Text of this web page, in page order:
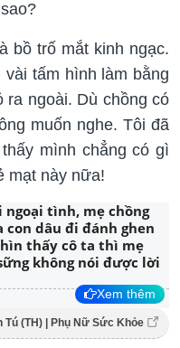
bồ trố mắt kinh ngạc.
tấm hình làm bằng
ra ngoài. Dù chồng có
muốn nghe. Tôi đã
mình chẳng có gì
mạt này nữa!
ngoại tình, mẹ chồng
con dâu đi đánh ghen
thấy cô ta thì mẹ
không nói được lời
Xem thêm
Tú (TH) | Phụ Nữ Sức Khỏe